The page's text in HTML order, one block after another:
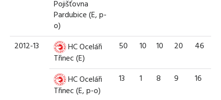
Pojišťovna
Pardubice (E, p-
o)
2012-13
HC Oceláři
Třinec (E)
50 10 10 20 46
HC Oceláři
Třinec (E, p-o)
13 1 8 9 16